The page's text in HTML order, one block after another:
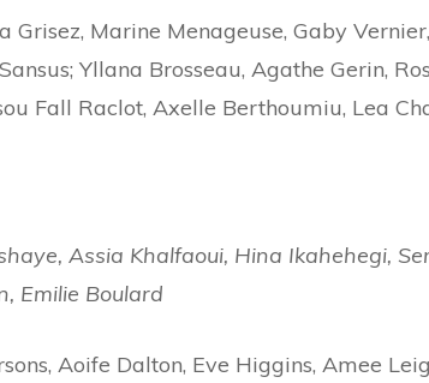
Grisez, Marine Menageuse, Gaby
Yllana Brosseau, Agathe Gerin,
Fall Raclot, Axelle Berthoumiu, Lea
Assia Khalfaoui, Hina Ikahehegi,
Emilie Boulard
Aoife Dalton, Eve Higgins, Amee